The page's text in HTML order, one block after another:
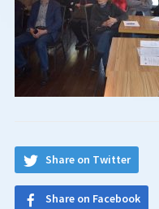
Share on Twitter
Share on Facebook